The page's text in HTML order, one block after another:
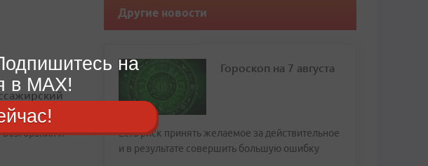
и
Другие новости
Гороскоп на 7 августа
Есть риск принять желаемое за действительное
и в результате совершить большую ошибку
на
в MAX!